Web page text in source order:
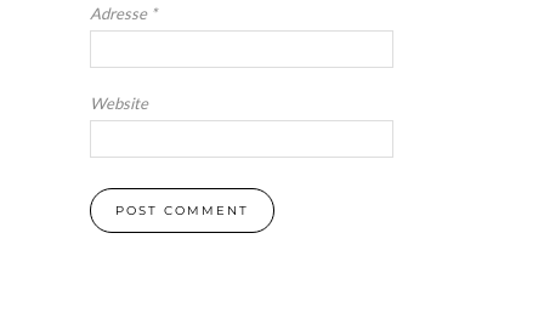
Adresse *
Website